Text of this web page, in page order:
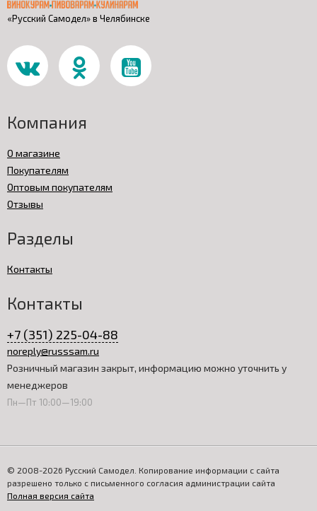
«Русский Самодел» в Челябинске
Компания
О магазине
Покупателям
Оптовым покупателям
Отзывы
Разделы
Контакты
Контакты
+7 (351) 225-04-88
noreply@russsam.ru
Розничный магазин закрыт, информацию можно уточнить у
менеджеров
Пн—Пт 10:00—19:00
© 2008-2026 Русский Самодел. Копирование информации с сайта
разрешено только с письменного согласия администрации сайта
Полная версия сайта